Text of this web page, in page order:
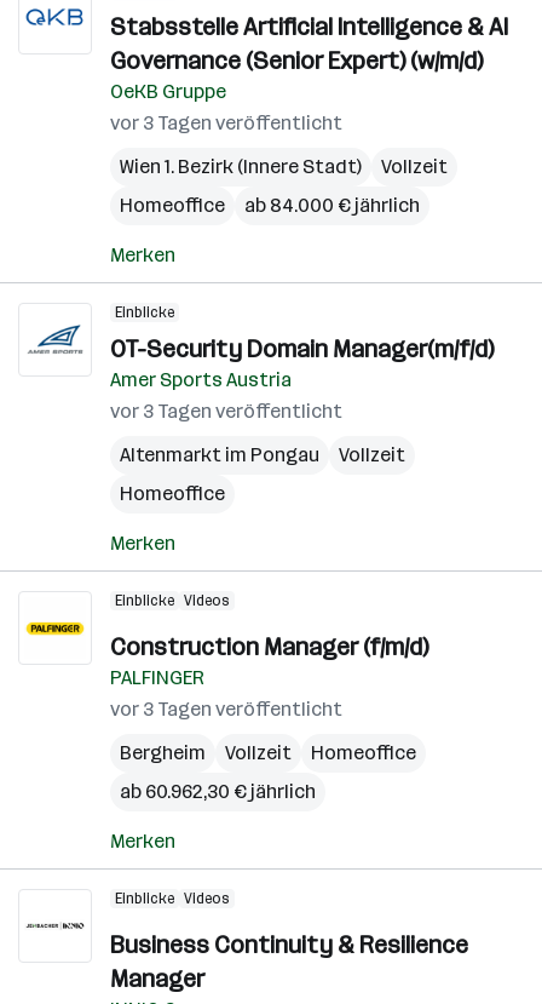
Stabsstelle Artificial Intelligence & AI
Governance (Senior Expert) (w/m/d)
OeKB Gruppe
vor 3 Tagen veröffentlicht
Wien 1. Bezirk (Innere Stadt)
Vollzeit
Homeoffice
ab 84.000 € jährlich
Merken
Einblicke
OT-Security Domain Manager(m/f/d)
Amer Sports Austria
vor 3 Tagen veröffentlicht
Altenmarkt im Pongau
Vollzeit
Homeoffice
Merken
Einblicke Videos
Construction Manager (f/m/d)
PALFINGER
vor 3 Tagen veröffentlicht
Bergheim
Vollzeit
Homeoffice
ab 60.962,30 € jährlich
Merken
Einblicke Videos
Business Continuity & Resilience
Manager